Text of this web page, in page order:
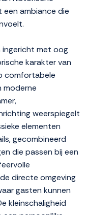
ambiance die
ingericht met oog
karakter van
comfortabele
moderne
weerspiegelt
elementen
gecombineerd
die passen bij een
directe omgeving
gasten kunnen
kleinschaligheid